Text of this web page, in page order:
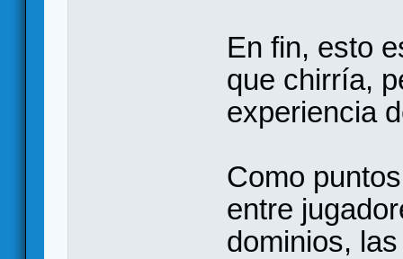
En fin, esto
que chirría,
experiencia
Como
entre
dominios,